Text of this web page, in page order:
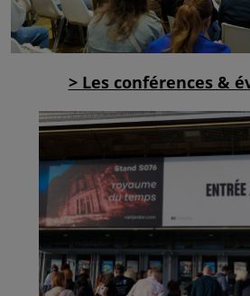
> Les conférences &